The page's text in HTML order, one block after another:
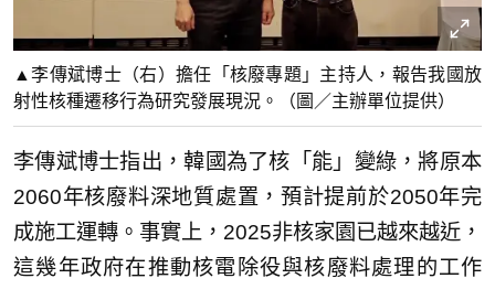
▲李傳斌博士（右）擔任「核廢專題」主持人，報告我國放
射性核種遷移行為研究發展現況。（圖／主辦單位提供）
李傳斌博士指出，韓國為了核「能」變綠，將原本
2060年核廢料深地質處置，預計提前於2050年完
成施工運轉。事實上，2025非核家園已越來越近，
這幾年政府在推動核電除役與核廢料處理的工作